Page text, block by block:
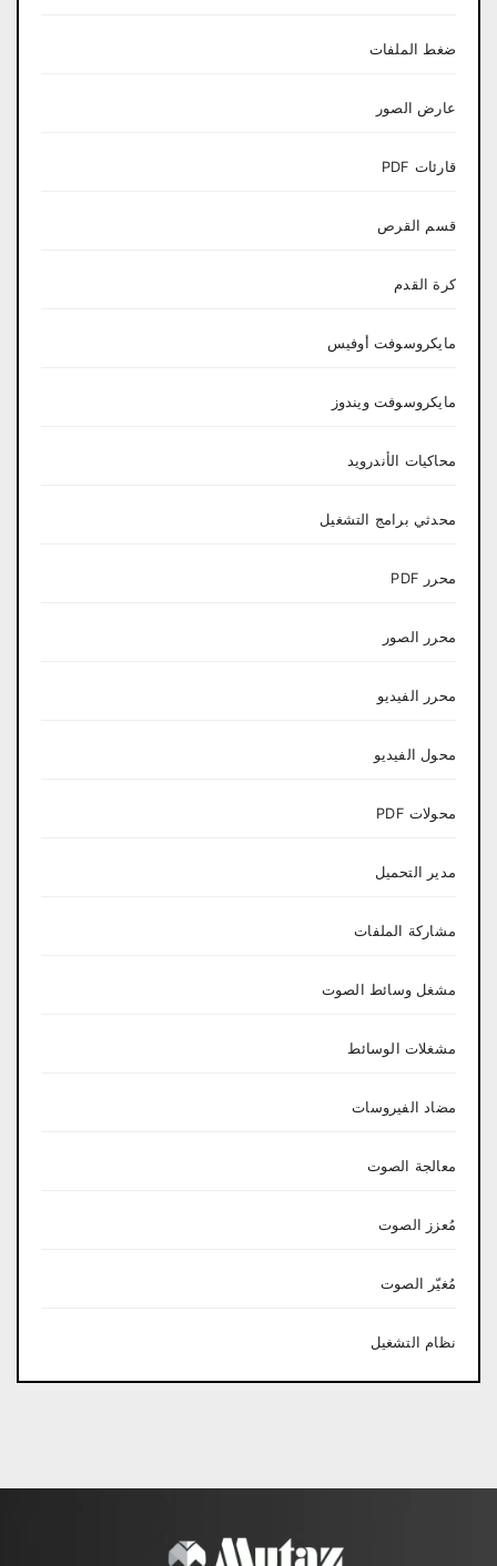
ضغط الملفات
عارض الصور
قارئات PDF
قسم القرص
كرة القدم
مايكروسوفت أوفيس
مايكروسوفت ويندوز
محاكيات الأندرويد
محدثي برامج التشغيل
محرر PDF
محرر الصور
محرر الفيديو
محول الفيديو
محولات PDF
مدير التحميل
مشاركة الملفات
مشغل وسائط الصوت
مشغلات الوسائط
مضاد الفيروسات
معالجة الصوت
مُعزز الصوت
مُغيّر الصوت
نظام التشغيل